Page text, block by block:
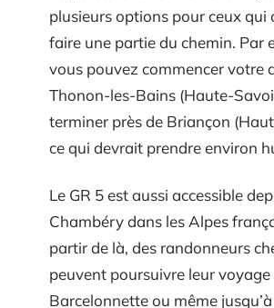
plusieurs options pour ceux qui
faire une partie du chemin. Par
vous pouvez commencer votre
Thonon-les-Bains (Haute-
terminer près de Briançon
ce qui devrait prendre environ
Le GR 5 est aussi accessible
Chambéry dans les Alpes
partir de là, des randonneurs
peuvent poursuivre leur voyage
Barcelonnette ou même jusqu’à